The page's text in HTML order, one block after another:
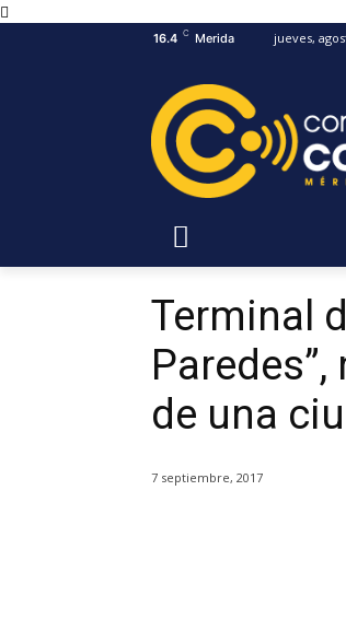
16.4 C Merida jueves,
Terminal
de una
7 septiembre, 2017